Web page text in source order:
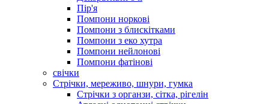
Пір'я
Помпони норкові
Помпони з блискітками
Помпони з еко хутра
Помпони нейлонові
Помпони фатінові
свічки
Стрічки, мереживо, шнури, гумка
Стрічки з органзи, сітка, рігелін